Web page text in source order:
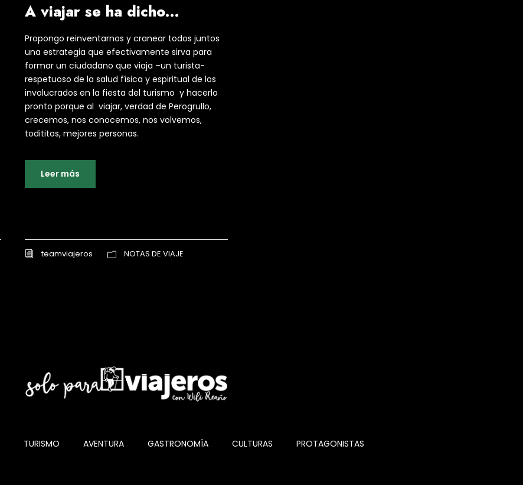
A viajar se ha dicho…
Propongo reinventarnos y cranear todos juntos
una estrategia que efectivamente sirva para
formar un ciudadano que viaja –un turista-
respetuoso de la salud física y espiritual de los
involucrados en la fiesta del turismo y hacerlo
pronto porque al viajar, verdad de Perogrullo,
crecemos, nos conocemos, nos volvemos,
todititos, mejores personas.
Leer más
teamviajeros NOTAS DE VIAJE
TURISMO AVENTURA GASTRONOMÍA CULTURAS PROTAGONISTAS